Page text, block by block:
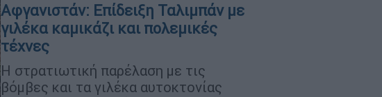
Αφγανιστάν: Επίδειξη Ταλιμπάν με
γιλέκα καμικάζι και πολεμικές
τέχνες
Η στρατιωτική παρέλαση με τις
βόμβες και τα γιλέκα αυτοκτονίας